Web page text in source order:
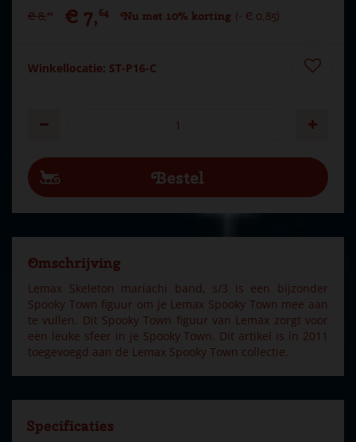
€ 8,49 € 7,64 Nu met 10% korting € 0,85
Winkellocatie: ST-P16-C
Omschrijving
Lemax Skeleton mariachi band, s/3 is een bijzonder
Spooky Town figuur om je Lemax Spooky Town mee aan
te vullen. Dit Spooky Town figuur van Lemax zorgt voor
een leuke sfeer in je Spooky Town. Dit artikel is in 2011
toegevoegd aan de Lemax Spooky Town collectie.
Specificaties